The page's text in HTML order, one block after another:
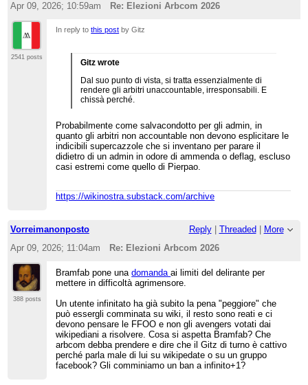
Apr 09, 2026; 10:59am
Re: Elezioni Arbcom 2026
2541 posts
In reply tothis post by Gitz
Gitz wrote
Dal suo punto di vista, si tratta essenzialmente di
rendere gli arbitri unaccountable, irresponsabili. E
chissà perché.
Probabilmente come salvacondotto per gli admin, in
quanto gli arbitri non accountable non devono esplicitare le
indicibili supercazzole che si inventano per parare il
didietro di un admin in odore di ammenda o deflag, escluso
casi estremi come quello di Pierpao.
https://wikinostra.substack.com/archive
Vorreimanonposto Reply| Threaded
More
Apr 09, 2026; 11:04am
Re: Elezioni Arbcom 2026
388 posts
Bramfab pone unadomandaai limiti del delirante per
mettere in difficoltà agrimensore.
Un utente infinitato ha già subito la pena "peggiore" che
può essergli comminata su wiki, il resto sono reati e ci
devono pensare le FFOO e non gli avengers votati dai
wikipediani a risolvere. Cosa si aspetta Bramfab? Che
arbcom debba prendere e dire che il Gitz di turno è cattivo
perché parla male di lui su wikipedate o su un gruppo
facebook? Gli comminiamo un ban a infinito+1?